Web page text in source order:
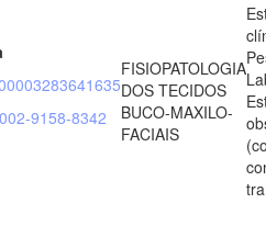
9158-8342
FISIOPATOLOGIA
DOS TECIDOS
BUCO-MAXILO-
FACIAIS